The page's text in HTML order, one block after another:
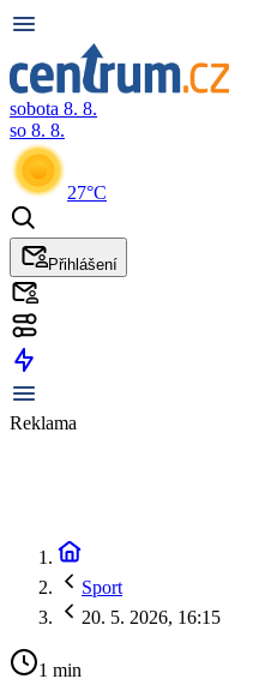
sobota 8. 8.
so 8. 8.
27°C
Přihlášení
Reklama
Sport
20. 5. 2026, 16:15
1 min